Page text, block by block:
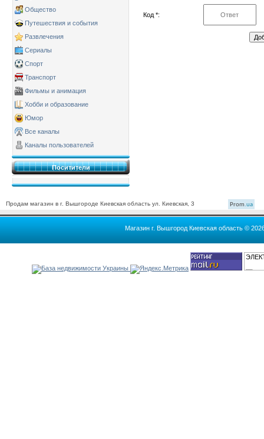
Общество
Путешествия и события
Развлечения
Сериалы
Спорт
Транспорт
Фильмы и анимация
Хобби и образование
Юмор
Все каналы
Каналы пользователей
Поситители
Код *:
Продам магазин в г. Вышгороде Киевская область ул. Киевская, 3 Prom.ua
Магазин г. Вышгород Киевская область ©